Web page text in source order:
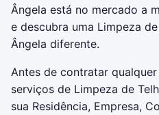
Ângela está no mercado a
e descubra uma Limpeza
Ângela diferente.
Antes de contratar
serviços de Limpeza de
sua Residência, Empresa,